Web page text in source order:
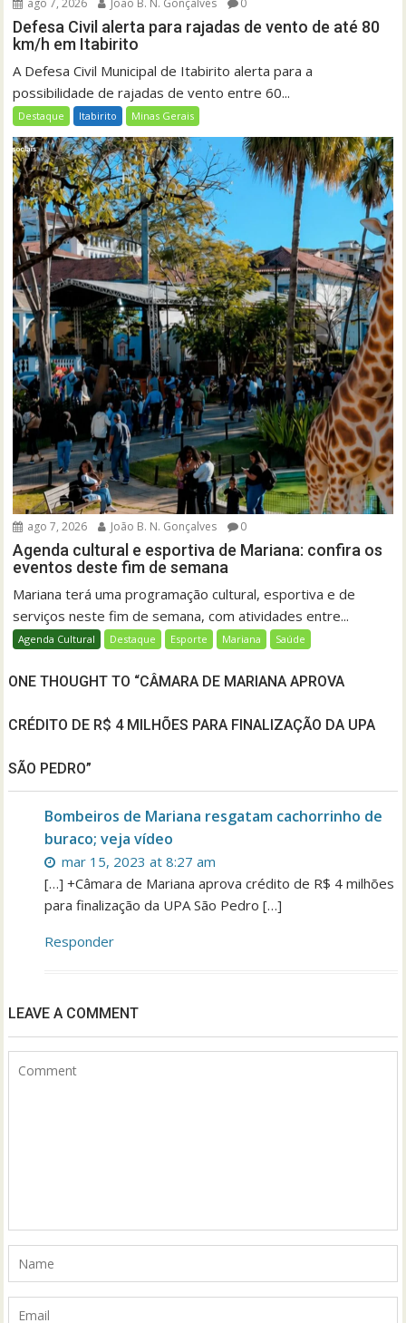
ago 7, 2026 João B. N. Gonçalves 0
Defesa Civil alerta para rajadas de vento de até 80
km/h em Itabirito
A Defesa Civil Municipal de Itabirito alerta para a
possibilidade de rajadas de vento entre 60...
Destaque Itabirito Minas Gerais
ago 7, 2026 João B. N. Gonçalves 0
Agenda cultural e esportiva de Mariana: confira os
eventos deste fim de semana
Mariana terá uma programação cultural, esportiva e de
serviços neste fim de semana, com atividades entre...
Agenda Cultural Destaque Esporte Mariana Saúde
ONE THOUGHT TO “CÂMARA DE MARIANA APROVA
CRÉDITO DE R$ 4 MILHÕES PARA FINALIZAÇÃO DA UPA
SÃO PEDRO”
Bombeiros de Mariana resgatam cachorrinho de
buraco; veja vídeo
mar 15, 2023 at 8:27 am
[…] +Câmara de Mariana aprova crédito de R$ 4 milhões
para finalização da UPA São Pedro […]
Responder
LEAVE A COMMENT